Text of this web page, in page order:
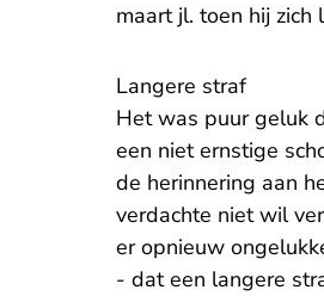
maart jl. toen hij
Langere straf
Het was puur geluk
een niet ernstige
de herinnering aan
verdachte niet wil
er opnieuw
- dat een langere